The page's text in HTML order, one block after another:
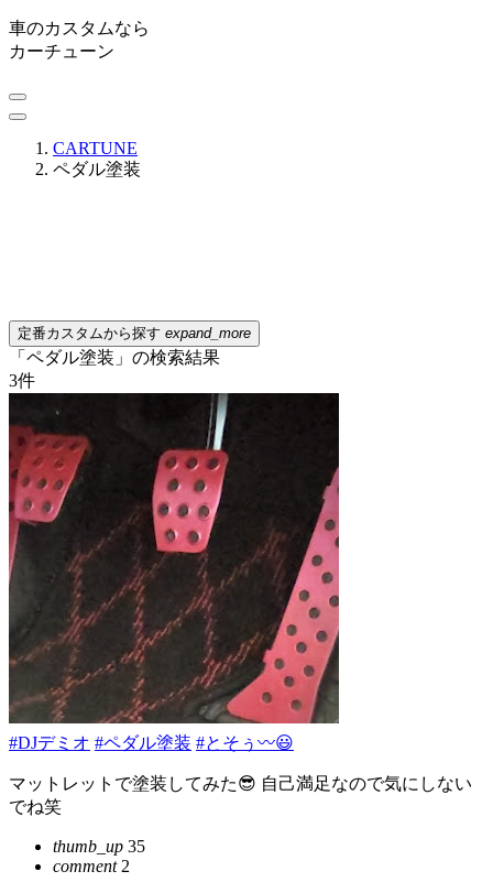
車のカスタムなら
カーチューン
CARTUNE
ペダル塗装
定番カスタムから探す expand_more
「ペダル塗装」の検索結果
3件
#DJデミオ #ペダル塗装 #とそぅ〰️😃
マットレットで塗装してみた😎 自己満足なので気にしない
でね笑
thumb_up 35
comment2